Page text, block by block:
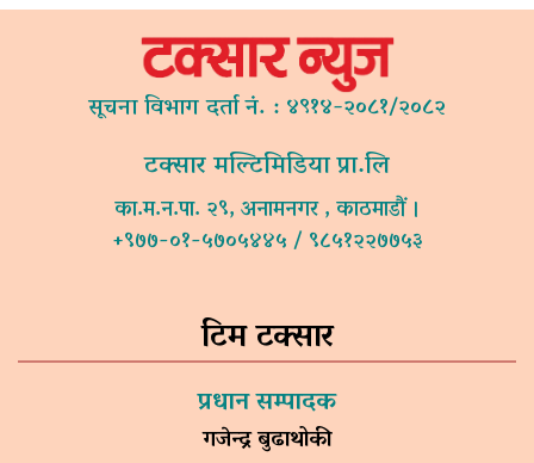
सूचना विभाग दर्ता नं. : ४९१४-२०८१/२०८२
टक्सार मल्टिमिडिया प्रा.लि
का.म.न.पा. २९, अनामनगर , काठमाडौं ।
+९७७-०१-५७०५४४५ / ९८५१२२७७५३
टिम टक्सार
प्रधान सम्पादक
गजेन्द्र बुढाथोकी